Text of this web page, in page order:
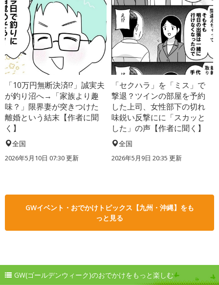
「10万円無断決済!?」誠実夫
が釣り沼へ→「家族より趣
味？」限界妻が突きつけた
離婚という結末【作者に聞
く】
全国
2026年5月10日 07:30 更新
「セクハラ」を「ミス」で
撃退？ツインの部屋を予約
した上司、女性部下の切れ
味鋭い反撃にに「スカッと
した」の声【作者に聞く】
全国
2026年5月9日 20:35 更新
GWイベント・おでかけトピックス【九州・沖縄】をも
っと見る
GW(ゴールデンウィーク)のおでかけをもっと楽しむ